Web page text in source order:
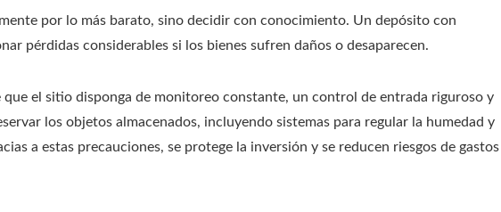
por lo más barato, sino decidir con conocimiento. Un depósito con
pérdidas considerables si los bienes sufren daños o desaparecen.
que el sitio disponga de monitoreo constante, un control de entrada riguroso y
los objetos almacenados, incluyendo sistemas para regular la humedad y
a estas precauciones, se protege la inversión y se reducen riesgos de gastos